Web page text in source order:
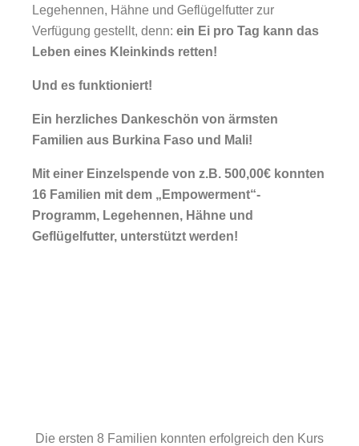
Legehennen, Hähne und Geflügelfutter zur
Verfügung gestellt, denn: ein Ei pro Tag kann das
Leben eines Kleinkinds retten!
Und es funktioniert!
Ein herzliches Dankeschön von ärmsten
Familien aus Burkina Faso und Mali!
Mit einer Einzelspende von z.B. 500,00€ konnten
16 Familien mit dem „Empowerment“-
Programm, Legehennen, Hähne und
Geflügelfutter, unterstützt werden!
Die ersten 8 Familien konnten erfolgreich den Kurs